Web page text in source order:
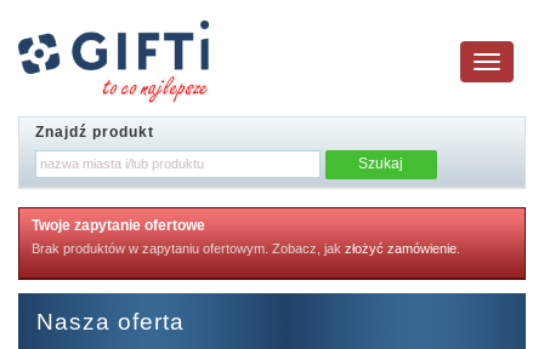
Toggle
navigation
Znajdź produkt
Twoje zapytanie ofertowe
Brak produktów w zapytaniu ofertowym. Zobacz, jak złożyć zamówienie
Nasza oferta